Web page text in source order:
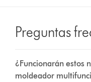
Preguntas
¿Funcionarán estos
moldeador